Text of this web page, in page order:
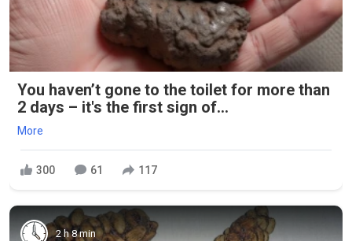
You haven’t gone to the toilet for more than
2 days – it's the first sign of...
More
300 61 117
2 h 8 min